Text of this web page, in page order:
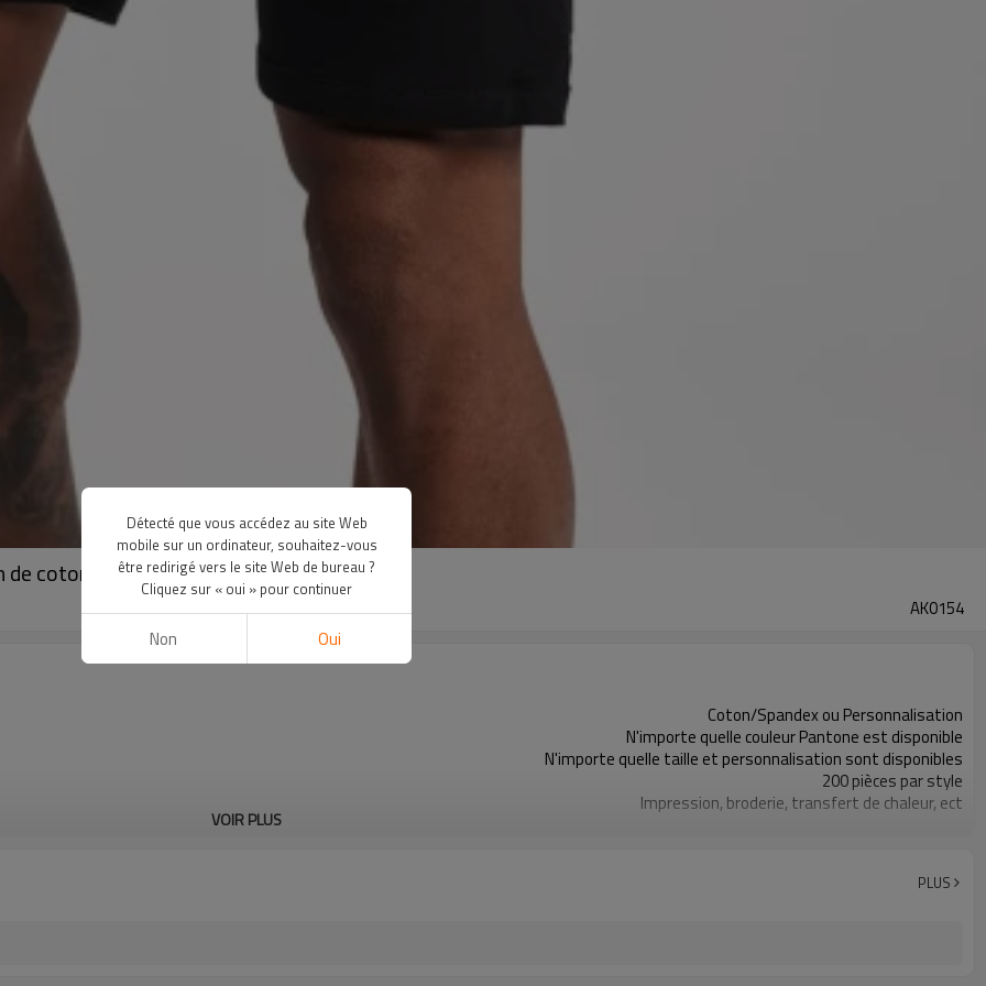
coton personnalisé avec poches-Aktik
AK0154
Coton/Spandex ou Personnalisation
N'importe quelle couleur Pantone est disponible
N'importe quelle taille et personnalisation sont disponibles
200 pièces par style
Impression, broderie, transfert de chaleur, ect
VOIR PLUS
PLUS
Détecté que vous accédez au site Web
mobile sur un ordinateur, souhaitez-vous
être redirigé vers le site Web de bureau ?
Cliquez sur « oui » pour continuer
Non Oui